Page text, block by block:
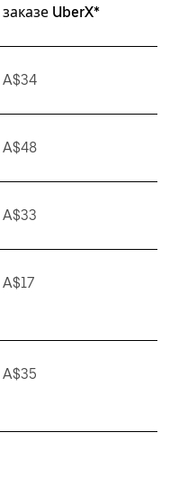
заказе UberX*
A$34
A$48
A$33
A$17
A$35